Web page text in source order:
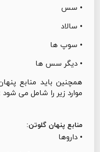
• سس
• سالاد
• سوپ ها
• دیگر سس ها
همچنین باید منابع
موارد زیر را شامل می شود
منابع پنهان گلوتن:
• داروها